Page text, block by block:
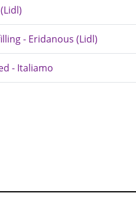
- Eridanous (Lidl)
- Italiamo